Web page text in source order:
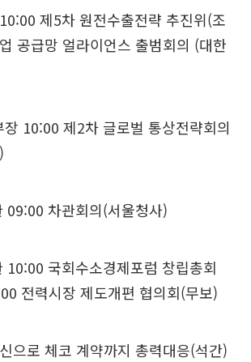
제5차 원전수출전략 추진위(조
공급망 얼라이언스 출범회의 (대한
10:00 제2차 글로벌 통상전략회의
차관회의(서울청사)
국회수소경제포럼 창립총회
전력시장 제도개편 협의회(무보)
으로 체코 계약까지 총력대응(석간)